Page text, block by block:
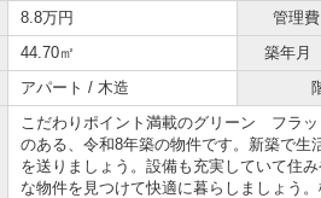
8.8万円 管理
44.70㎡ 築年月
アパート / 木造
こだわりポイント満載のグリーン フラ
のある、令和8年築の物件です。新築で
を送りましょう。設備も充実していて住
な物件を見つけて快適に暮らしましょう